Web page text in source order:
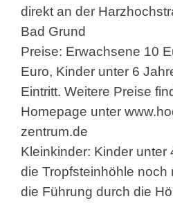
direkt an der
Bad Grund
Preise: Erwachsene 10
Euro, Kinder unter 6
Eintritt. Weitere Preise
Homepage unter
zentrum.de
Kleinkinder: Kinder unter
die Tropfsteinhöhle
die Führung durch die